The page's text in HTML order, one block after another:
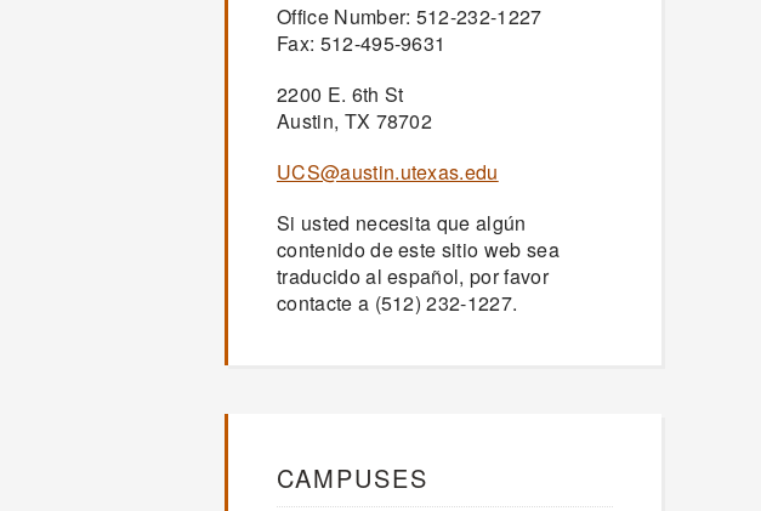
Office Number: 512-232-1227
Fax: 512-495-9631
2200 E. 6th St
Austin, TX 78702
UCS@austin.utexas.edu
Si usted necesita que algún
contenido de este sitio web sea
traducido al español, por favor
contacte a (512) 232-1227.
CAMPUSES